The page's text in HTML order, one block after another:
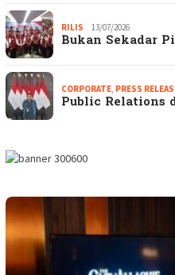
RILIS 13/07/2026
Bukan Sekadar
CORPORATE, PRESS
Public Relations